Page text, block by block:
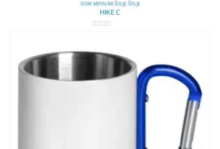
DOM,METALNE ŠOLJE,ŠOLJE
HIKE C